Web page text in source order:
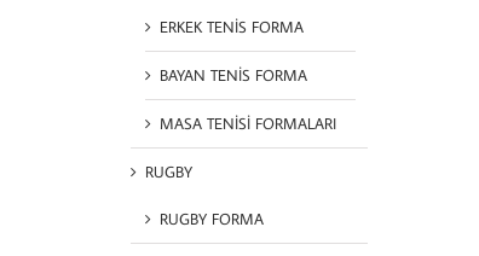
ERKEK TENİS FORMA
BAYAN TENİS FORMA
MASA TENİSİ FORMALARI
RUGBY
RUGBY FORMA